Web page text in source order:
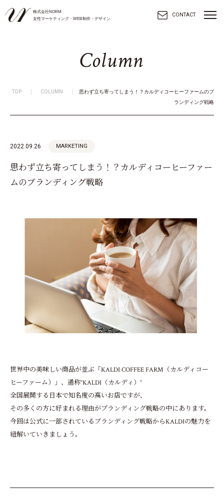
株式会社NORM
女性マーケティング・WEB制作・デザイン
CONTACT
Column
TOP COLUMN
思わず立ち寄ってしまう！？カルディコーヒーファームのブ
ランディング戦略
2022.09.26 MARKETING
思わず立ち寄ってしまう！？カルディコーヒーファー
ムのブランディング戦略
世界中の美味しい商品が並ぶ「KALDI COFFEE FARM（カルディコー
ヒーファーム）」、通称“KALDI（カルディ）”
全国展開する日本で知名度の高いお店ですが、
その多くの方に好まれる理由がブランディング戦略の中にあります。
今回は公式に一部されているブランディング戦略からKALDIの魅力を
紐解いていきましょう。